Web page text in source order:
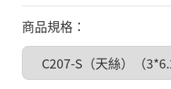
商品規格：